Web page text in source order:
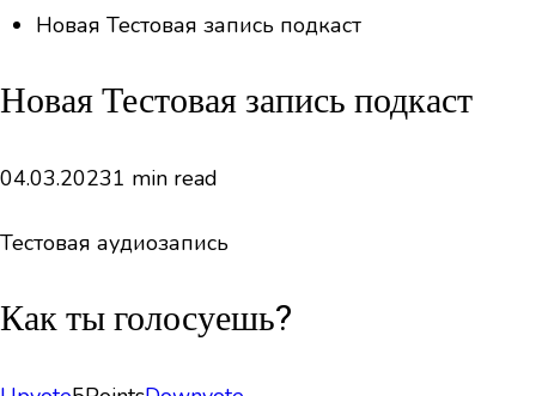
Новая Тестовая запись подкаст
Новая Тестовая запись подкаст
04.03.20231 min read
Тестовая аудиозапись
Как ты голосуешь?